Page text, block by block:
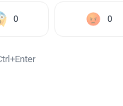
0 0